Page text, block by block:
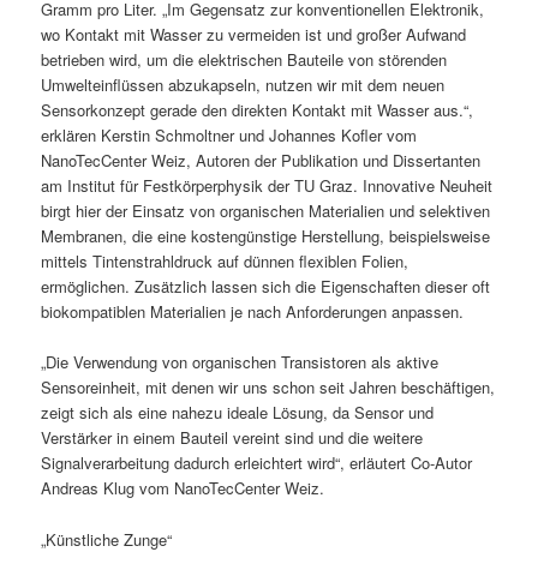
Gramm pro Liter. „Im Gegensatz zur konventionellen Elektronik,
wo Kontakt mit Wasser zu vermeiden ist und großer Aufwand
betrieben wird, um die elektrischen Bauteile von störenden
Umwelteinflüssen abzukapseln, nutzen wir mit dem neuen
Sensorkonzept gerade den direkten Kontakt mit Wasser aus.“,
erklären Kerstin Schmoltner und Johannes Kofler vom
NanoTecCenter Weiz, Autoren der Publikation und Dissertanten
am Institut für Festkörperphysik der TU Graz. Innovative Neuheit
birgt hier der Einsatz von organischen Materialien und selektiven
Membranen, die eine kostengünstige Herstellung, beispielsweise
mittels Tintenstrahldruck auf dünnen flexiblen Folien,
ermöglichen. Zusätzlich lassen sich die Eigenschaften dieser oft
biokompatiblen Materialien je nach Anforderungen anpassen.
„Die Verwendung von organischen Transistoren als aktive
Sensoreinheit, mit denen wir uns schon seit Jahren beschäftigen,
zeigt sich als eine nahezu ideale Lösung, da Sensor und
Verstärker in einem Bauteil vereint sind und die weitere
Signalverarbeitung dadurch erleichtert wird“, erläutert Co-Autor
Andreas Klug vom NanoTecCenter Weiz.
„Künstliche Zunge“